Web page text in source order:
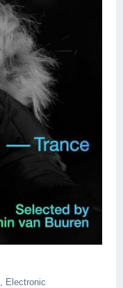
Electronic